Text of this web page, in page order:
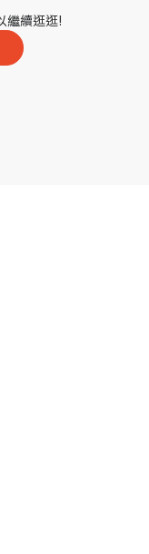
繼續逛逛!